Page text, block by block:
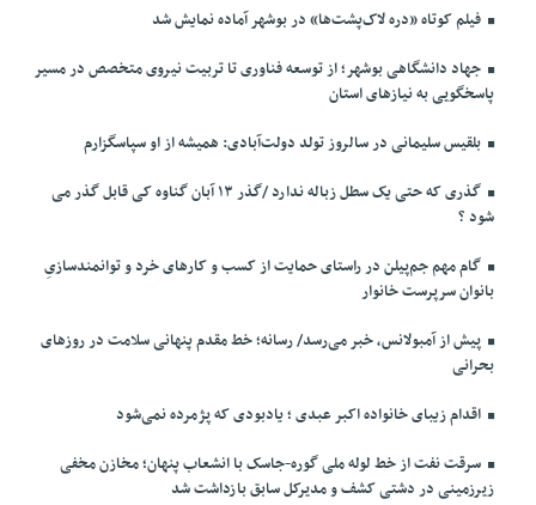
فیلم کوتاه «دره لاک‌پشت‌ها» در بوشهر آماده نمایش شد
جهاد دانشگاهی بوشهر؛ از توسعه فناوری تا تربیت نیروی متخصص در مسیر
پاسخگویی به نیازهای استان
بلقیس سلیمانی در سالروز تولد دولت‌آبادی: همیشه از او سپاسگزارم
گذری که حتی یک سطل زباله ندارد /گذر ۱۳ آبان گناوه کی قابل گذر می
شود ؟
گام مهم جم‌پیلن در راستای حمایت از کسب و کارهای خرد و توانمندسازیِ
بانوان سرپرست خانوار
پیش از آمبولانس، خبر می‌رسد/ رسانه؛ خط مقدم پنهانی سلامت در روزهای
بحرانی
اقدام زیبای خانواده اکبر عبدی ؛ یادبودی که پژمرده نمی‌شود
سرقت نفت از خط لوله ملی گوره-جاسک با انشعاب پنهان؛ مخازن مخفی
زیرزمینی در دشتی کشف و مدیرکل سابق بازداشت شد